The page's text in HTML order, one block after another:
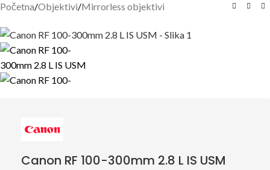
Početna/Objektivi/Mirrorless objektivi
Canon RF 100-300mm 2.8 L IS USM